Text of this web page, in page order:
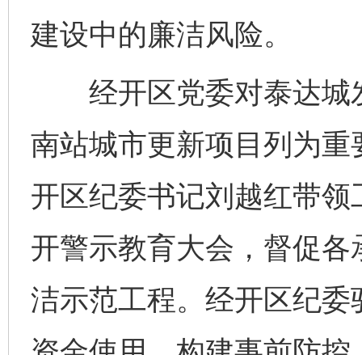
建设中的廉洁风险。
经开区党委对泰达城
南站城市更新项目列为
开区纪委书记刘越红带
开警示教育大会，督促
洁示范工程。经开区纪